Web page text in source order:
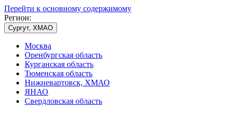
Перейти к основному содержимому
Регион:
Сургут, ХМАО
Москва
Оренбургская область
Курганская область
Тюменская область
Нижневартовск, ХМАО
ЯНАО
Свердловская область